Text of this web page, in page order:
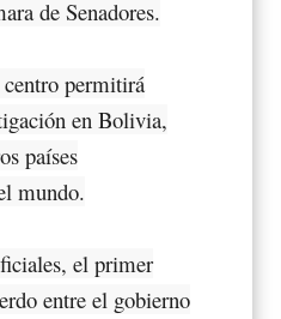
de Senadores.
permitirá
en Bolivia,
países
mundo.
el primer
entre el gobierno